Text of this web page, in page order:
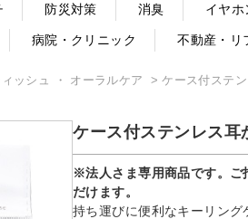
防災対策 消臭 イヤホ
病院・クリニック 不動産・リ
ッシュ ・ オーラルケア ケース付ステ
ケース付ステンレス耳
※法人さま専用商品です。ご
だけます。
持ち運びに便利なキーリン